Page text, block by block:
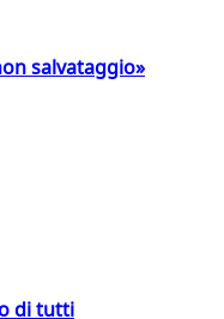
salvataggio»
di tutti